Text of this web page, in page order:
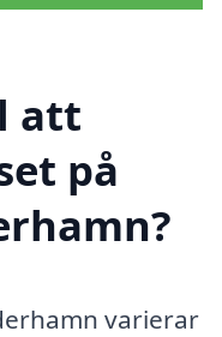
att
på
varierar